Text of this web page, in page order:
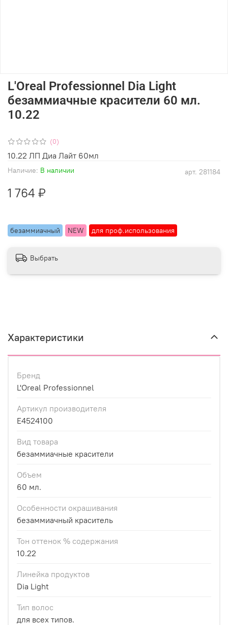
(0)
арт. 281184
Наличие: В наличии
безаммиачный NEW для проф.использования
L'Oreal Professionnel Dia Light
безаммиачные красители 60 мл.
10.22
1 764 ₽
10.22 ЛП Диа Лайт 60мл
Выбрать
Характеристики
Бренд
L'Oreal Professionnel
Артикул производителя
E4524100
Вид товара
безаммиачные красители
Объем
60 мл.
Особенности окрашивания
безаммиачный краситель
Тон оттенок % содержания
10.22
Линейка продуктов
Dia Light
Тип волос
для всех типов.